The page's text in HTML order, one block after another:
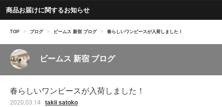
商品お届けに関するお知らせ
TOP > ブログ > ビームス 新宿 ブログ > 春らしいワンピースが入荷しました！
ビームス 新宿 ブログ
春らしいワンピースが入荷しました！
2020.03.14 takii satoko